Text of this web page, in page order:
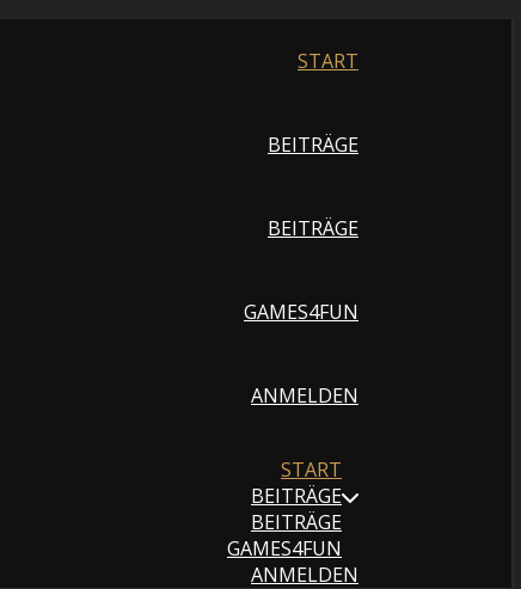
START
BEITRÄGE
BEITRÄGE
GAMES4FUN
ANMELDEN
START
BEITRÄGE
BEITRÄGE
GAMES4FUN
ANMELDEN